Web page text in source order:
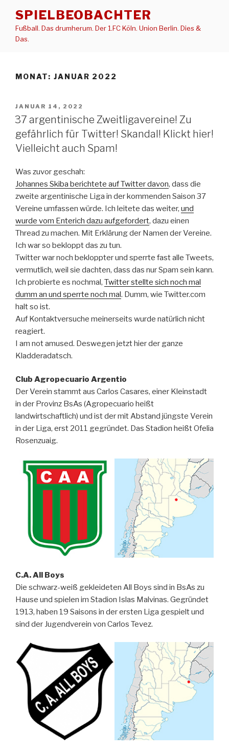
Inhalt
springen
SPIELBEOBACHTER
Fußball. Das drumherum. Der 1.FC Köln. Union Berlin. Dies &
Das.
MONAT: JANUAR 2022
VERÖFFENTLICHT
AM
JANUAR 14, 2022
37 argentinische Zweitligavereine! Zu
gefährlich für Twitter! Skandal! Klickt hier!
Vielleicht auch Spam!
Was zuvor geschah:
Johannes Skiba berichtete auf Twitter davon, dass die
zweite argentinische Liga in der kommenden Saison 37
Vereine umfassen würde. Ich leitete das weiter, und
wurde vom Enterich dazu aufgefordert, dazu einen
Thread zu machen. Mit Erklärung der Namen der Vereine.
Ich war so bekloppt das zu tun.
Twitter war noch bekloppter und sperrte fast alle Tweets,
vermutlich, weil sie dachten, dass das nur Spam sein kann.
Ich probierte es nochmal, Twitter stellte sich noch mal
dumm an und sperrte noch mal. Dumm, wie Twitter.com
halt so ist.
Auf Kontaktversuche meinerseits wurde natürlich nicht
reagiert.
I am not amused. Deswegen jetzt hier der ganze
Kladderadatsch.
Club Agropecuario Argentio
Der Verein stammt aus Carlos Casares, einer Kleinstadt
in der Provinz BsAs (Agropecuario heißt
landwirtschaftlich) und ist der mit Abstand jüngste Verein
in der Liga, erst 2011 gegründet. Das Stadion heißt Ofelia
Rosenzuaig.
C.A. All Boys
Die schwarz-weiß gekleideten All Boys sind in BsAs zu
Hause und spielen im Stadion Islas Malvinas. Gegründet
1913, haben 19 Saisons in der ersten Liga gespielt und
sind der Jugendverein von Carlos Tevez.